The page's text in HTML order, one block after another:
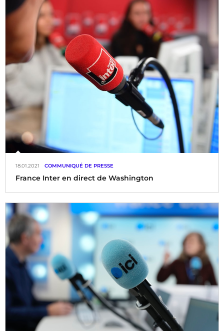
France Inter en direct de Washington
18.01.2021 COMMUNIQUÉ DE PRESSE